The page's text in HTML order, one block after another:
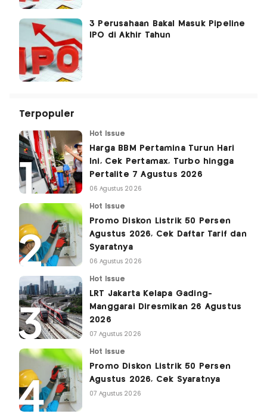
3 Perusahaan Bakal Masuk Pipeline
IPO di Akhir Tahun
Terpopuler
Hot Issue
Harga BBM Pertamina Turun Hari
Ini, Cek Pertamax, Turbo hingga
Pertalite 7 Agustus 2026
06 Agustus 2026
Hot Issue
Promo Diskon Listrik 50 Persen
Agustus 2026, Cek Daftar Tarif dan
Syaratnya
06 Agustus 2026
Hot Issue
LRT Jakarta Kelapa Gading-
Manggarai Diresmikan 26 Agustus
2026
07 Agustus 2026
Hot Issue
Promo Diskon Listrik 50 Persen
Agustus 2026, Cek Syaratnya
07 Agustus 2026